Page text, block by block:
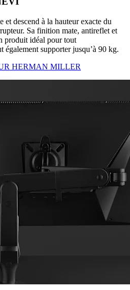
descend à la hauteur exacte du
Sa finition mate, antireflet et
produit idéal pour tout
supporter jusqu’à 90 kg.
HERMAN MILLER